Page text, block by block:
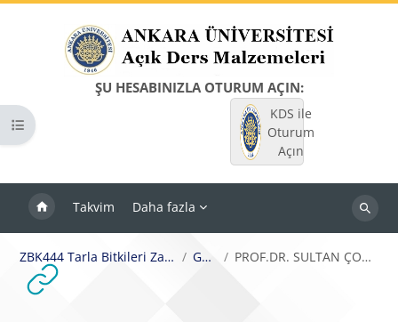
ŞU HESABINIZLA OTURUM AÇIN:
KDS ile
Oturum
Açın
Takvim Daha fazla
Dersleri
Kurs dizinini aç
ZBK444 Tarla Bitkileri Zararlıları II Genel PROF.DR. SULTAN ÇOBANOĞLU